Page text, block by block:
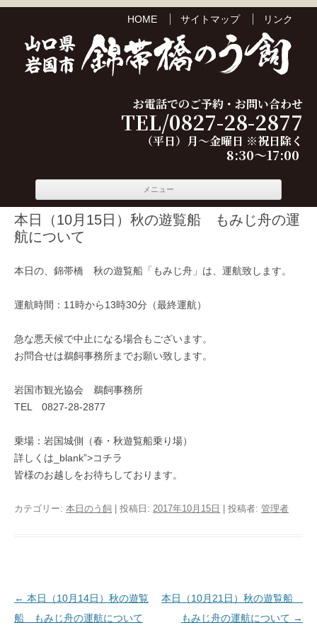
HOME サイトマップ リンク
お電話でのご予約・お問い合わせ
TEL/0827-28-2877
（平日）月～金曜日 ※祝日除く
8:30～17:00
メニュー
本日（10月15日）秋の遊覧船 もみじ舟の運
航について
本日の、錦帯橋 秋の遊覧船「もみじ舟」は、運航致します。
運航時間：11時から13時30分（最終運航）
急な悪天候で中止になる場合もございます。
お問合せは鵜飼事務所までお願い致します。
岩国市観光協会 鵜飼事務所
TEL 0827-28-2877
乗場：岩国城側（春・秋遊覧船乗り場）
詳しくは_blank”>コチラ
皆様のお越しをお待ちしております。
カテゴリー: 本日のう飼 | 投稿日: 2017年10月15日 投稿者: 管理者
投稿ナビゲーション
← 本日（10月14日）秋の遊覧
船 もみじ舟の運航について
本日（10月21日）秋の遊覧船
もみじ舟の運航について →